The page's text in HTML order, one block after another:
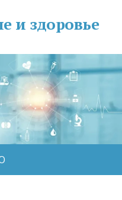
и здоровье